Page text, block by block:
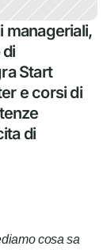
manageriali,
Start
e corsi di
di
cosa sa